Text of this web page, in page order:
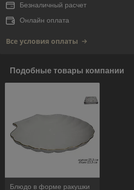
Безналичный расчет
Онлайн оплата
Все условия оплаты
Подобные товары компании
Блюдо в форме ракушки